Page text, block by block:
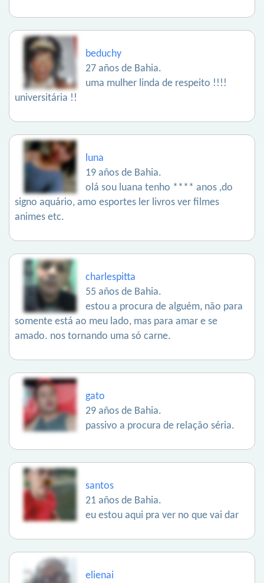
beduchy
27 años de Bahia.
uma mulher linda de respeito !!!!
universitária !!
luna
19 años de Bahia.
olá sou luana tenho **** anos ,do
signo aquário, amo esportes ler livros ver filmes
animes etc.
charlespitta
55 años de Bahia.
estou a procura de alguém, não para
somente está ao meu lado, mas para amar e se
amado. nos tornando uma só carne.
gato
29 años de Bahia.
passivo a procura de relação séria.
santos
21 años de Bahia.
eu estou aqui pra ver no que vai dar
elienai